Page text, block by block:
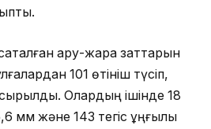
қару-жарақ заттарын
101 өтініш түсіп,
Олардың ішінде 18
мм және 143 тегіс ұңғылы